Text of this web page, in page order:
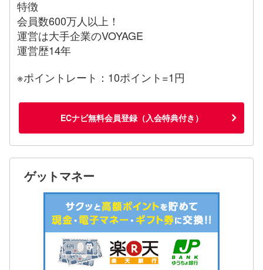
特徴
会員数600万人以上！
運営は大手企業のVOYAGE
運営歴14年
※ポイントレート：10ポイント=1円
ECナビ無料会員登録（入会特典付き）
ゲットマネー